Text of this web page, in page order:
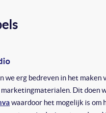
we erg bedreven in het maken
Dit doen
waardoor het mogelijk is om